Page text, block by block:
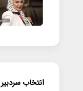
انتخاب سردبیر